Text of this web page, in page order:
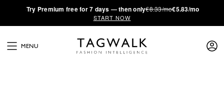
·Try Premium free for 7 days — then only€8.33/mo€5.83/mo
START NOW
MENU